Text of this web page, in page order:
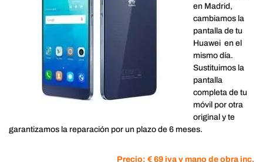
en Madrid,
cambiamos la
pantalla de tu
Huawei en el
mismo día.
Sustituimos la
pantalla
completa de tu
móvil por otra
original y te
garantizamos la reparación por un plazo de 6 meses.
Precio: € 69 iva y mano de obra inc.